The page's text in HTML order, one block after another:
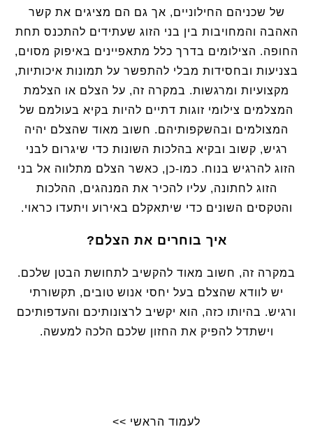
של שכניהם החילוניים, אך גם הם מציגים את קשר
האהבה והמחויבות בין בני הזוג שעתידים להתכנס תחת
החופה. הצילומים בדרך כלל מתאפיינים באיפוק מסוים,
בצניעות ובחסידות מבלי להתפשר על תמונות איכותיות,
מקצועיות ומרגשות. במקרה זה, על הצלם או הצלמת
המצלמים צילומי זוגות דתיים להיות בקיא בעולמם של
המצולמים ובהשקפותיהם. חשוב מאוד שהצלם יהיה
רגיש, קשוב ובקיא בהלכות השונות כדי שיגרום לבני
הזוג להרגיש בנוח. כמו-כן, כאשר הצלם מתלווה אל בני
הזוג לחתונה, עליו להכיר את המנהגים, ההלכות
והטקסים השונים כדי שיתאקלם באירוע ויתעדו כראוי.
איך בוחרים את הצלם?
במקרה זה, חשוב מאוד להקשיב לתחושת הבטן שלכם.
יש לוודא שהצלם בעל יחסי אנוש טובים, תקשורתי
ורגיש. בהיותו כזה, הוא יקשיב לרצונותיכם והעדפותיכם
וישתדל להפיק את החזון שלכם הלכה למעשה.
לעמוד הראשי >>